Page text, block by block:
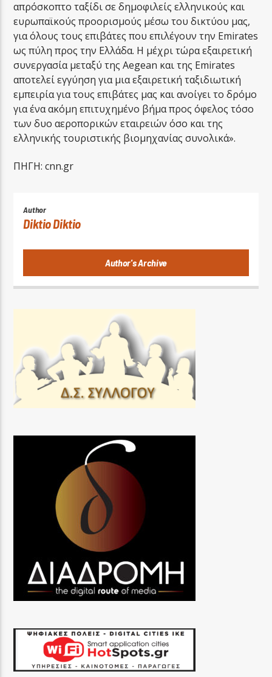
απρόσκοπτο ταξίδι σε δημοφιλείς ελληνικούς και
ευρωπαϊκούς προορισμούς μέσω του δικτύου μας,
για όλους τους επιβάτες που επιλέγουν την Emirates
ως πύλη προς την Ελλάδα. Η μέχρι τώρα εξαιρετική
συνεργασία μεταξύ της Aegean και της Emirates
αποτελεί εγγύηση για μια εξαιρετική ταξιδιωτική
εμπειρία για τους επιβάτες μας και ανοίγει το δρόμο
για ένα ακόμη επιτυχημένο βήμα προς όφελος τόσο
των δυο αεροπορικών εταιρειών όσο και της
ελληνικής τουριστικής βιομηχανίας συνολικά».
ΠΗΓΗ: cnn.gr
Author
Diktio Diktio
Author's Archive